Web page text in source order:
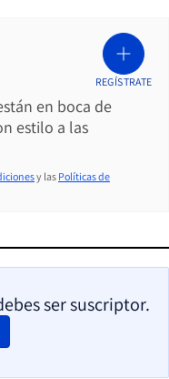
en boca de
estilo a las
REGÍSTRATE
y las Políticas de
ser suscriptor.
WINDOW